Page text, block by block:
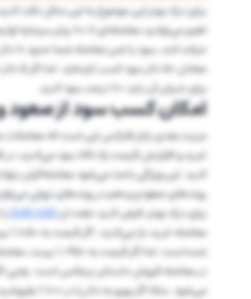
برای جبران آن باید 100 درصد سود کنید.
امکان کسب سود از صعود
مزیت بعدی بازار فارکس این است که
خرید و افزایش قیمت یک کالا سود می‌کنید،
کنید. این ویژگی باعث می‌شود معامله‌گران
روندهای صعودی و هم در روندهای نزولی
برای درک بهتر، فرض کنید جفت ارزEUR/USD
شده است. اما اگر قیمت به 1.0950 برسد، معامله شما وارد ضرر می‌شود چون بازار برخلاف پیش‌بینی حرکت کرده است.
در معامله فروش داستان برعکس است. یعنی